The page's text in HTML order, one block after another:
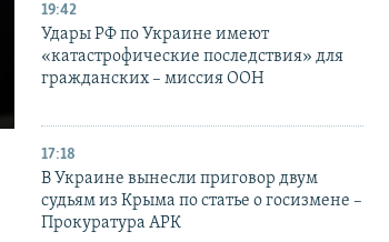
19:42
Удары РФ по Украине имеют
«катастрофические последствия» для
гражданских – миссия ООН
17:18
В Украине вынесли приговор двум
судьям из Крыма по статье о госизмене –
Прокуратура АРК